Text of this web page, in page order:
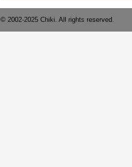
© 2002-2025 Chiki. All rights reserved.